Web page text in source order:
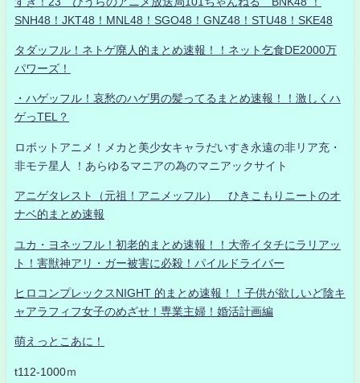
SNH48！JKT48！MNL48！SGO48！GNZ48！STU48！SKE48
タダッフル！ネトゲ廃人的まとめ速報！！ネット乞食DE2000万
パワーズ！
・ハゲッフル！哀愁のハゲ男の髪ってるまとめ速報！！激しくハ
ゲっTEL？
ロボットアニメ！メカと美少女キャラだいすき永遠の非リア充・
非モテ星人 ！あらゆるマニアの為のマニアックサイト
アニゲタレスト（元祖！アニメッフル） ひきこもりニートのオ
ナベ的まとめ速報
ユカ・ヨネッフル！初老的まとめ速報！！大帝イタチにラリアッ
ト！害獣神アリ・ガー被害に必殺！パイルドライバー
ヒロコンプレックスNIGHT 的まとめ速報！！子供が欲しいど陰キ
ャアラフィフ女子のめざせ！専業主婦！婚活計画編
萌えっとこあに！
t112-1000ｍ